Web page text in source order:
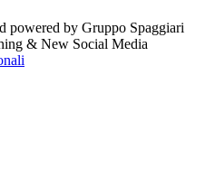
powered by Gruppo Spaggiari
& New Social Media